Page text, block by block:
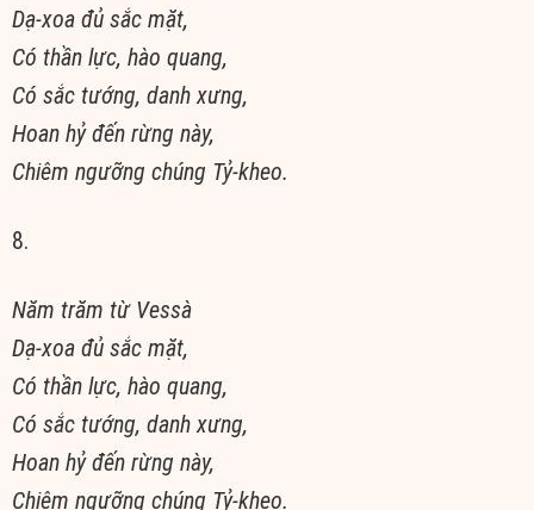
Dạ-xoa đủ sắc mặt,
Có thần lực, hào quang,
Có sắc tướng, danh xưng,
Hoan hỷ đến rừng này,
Chiêm ngưỡng chúng Tỷ-kheo.
8.
Năm trăm từ Vessà
Dạ-xoa đủ sắc mặt,
Có thần lực, hào quang,
Có sắc tướng, danh xưng,
Hoan hỷ đến rừng này,
Chiêm ngưỡng chúng Tỷ-kheo.